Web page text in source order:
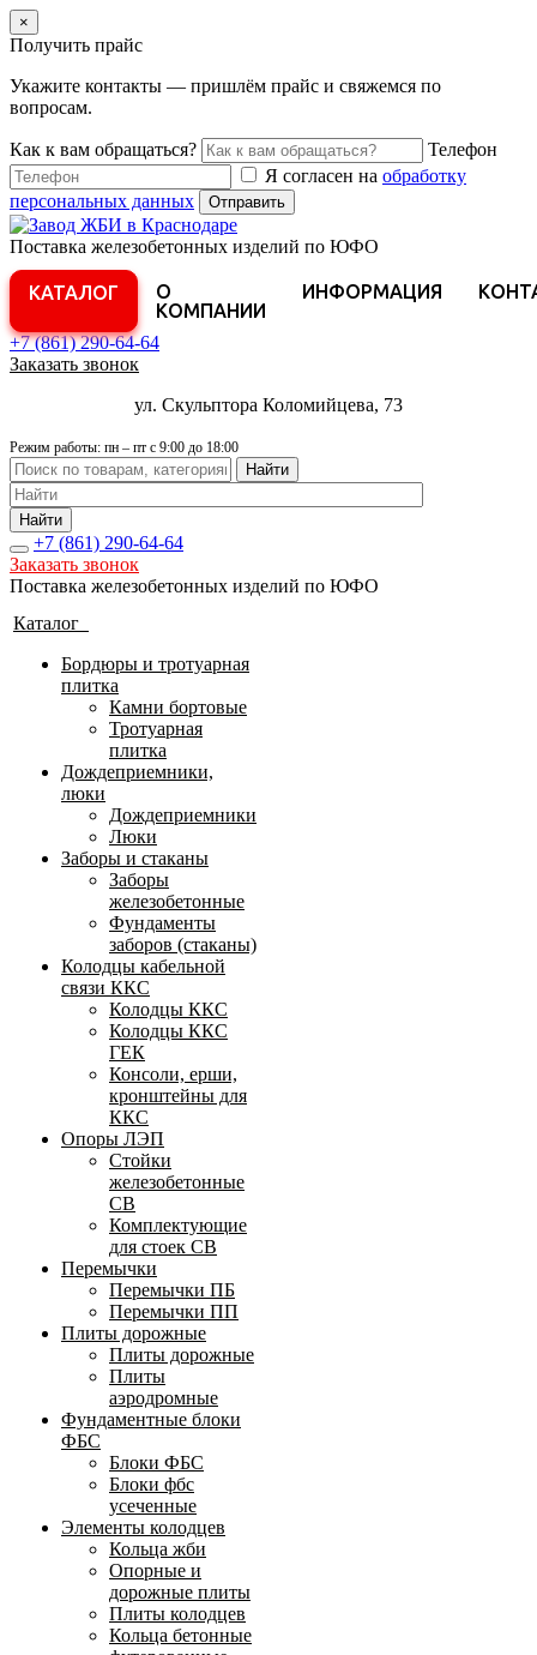
×
Получить прайс
Укажите контакты — пришлём прайс и свяжемся по
вопросам.
Как к вам обращаться?
Телефон
Я согласен на обработку
персональных данных
Отправить
Поставка железобетонных изделий по ЮФО
КАТАЛОГ
О
КОМПАНИИ
ИНФОРМАЦИЯ
+7 (861)290-64-64
Заказать звонок
ул. Скульптора Коломийцева, 73
Режим работы: пн – пт с 9:00 до 18:00
Найти
Найти
+7 (861) 290-64-64
Заказать звонок
Поставка железобетонных изделий по ЮФО
Каталог
Бордюры и тротуарная
плитка
Камни бортовые
Тротуарная
плитка
Дождеприемники,
люки
Дождеприемники
Люки
Заборы и стаканы
Заборы
железобетонные
Фундаменты
заборов (стаканы)
Колодцы кабельной
связи ККС
Колодцы ККС
Колодцы ККС
ГЕК
Консоли, ерши,
кронштейны для
ККС
Опоры ЛЭП
Стойки
железобетонные
СВ
Комплектующие
для стоек СВ
Перемычки
Перемычки ПБ
Перемычки ПП
Плиты дорожные
Плиты дорожные
Плиты
аэродромные
Фундаментные блоки
ФБС
Блоки ФБС
Блоки фбс
усеченные
Элементы колодцев
Кольца жби
Опорные и
дорожные плиты
Плиты колодцев
Кольца бетонные